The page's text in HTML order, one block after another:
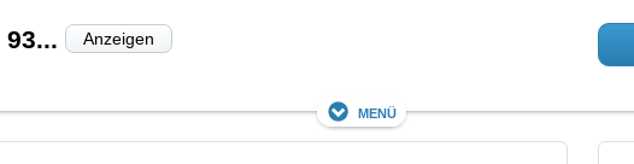
93... Anzeigen
Menü